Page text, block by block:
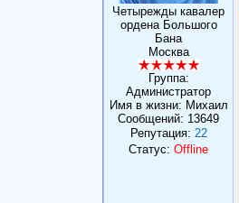
Четырежды кавалер
ордена Большого
Бана
Москва
Группа:
Администратор
Имя в жизни: Михаил
Сообщений: 13649
Репутация: 22
Статус: Offline